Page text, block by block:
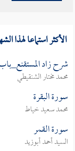
الأكثر استماعا لهذا
شرح زاد
محمد مختار الشنقيطي
سورة البقرة
محمد سعيد خياط
سورة القمر
السيد أحمد أبوزيد